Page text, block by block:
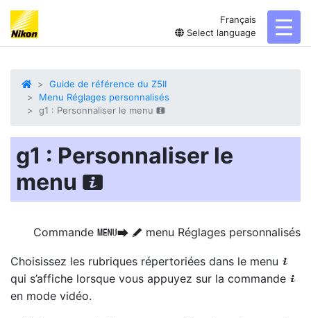
Français
Select language
Guide de référence du Z5II
Menu Réglages personnalisés
g1 : Personnaliser le menu i
g1 : Personnaliser le
menu i
Commande GU A menu Réglages personnalisés
Choisissez les rubriques répertoriées dans le menu i
qui s’affiche lorsque vous appuyez sur la commande i
en mode vidéo.